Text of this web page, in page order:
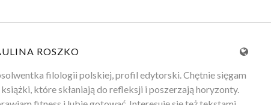
ROSZKO
filologii polskiej, profil edytorski. Chętnie sięgam
które skłaniają do refleksji i poszerzają horyzonty.